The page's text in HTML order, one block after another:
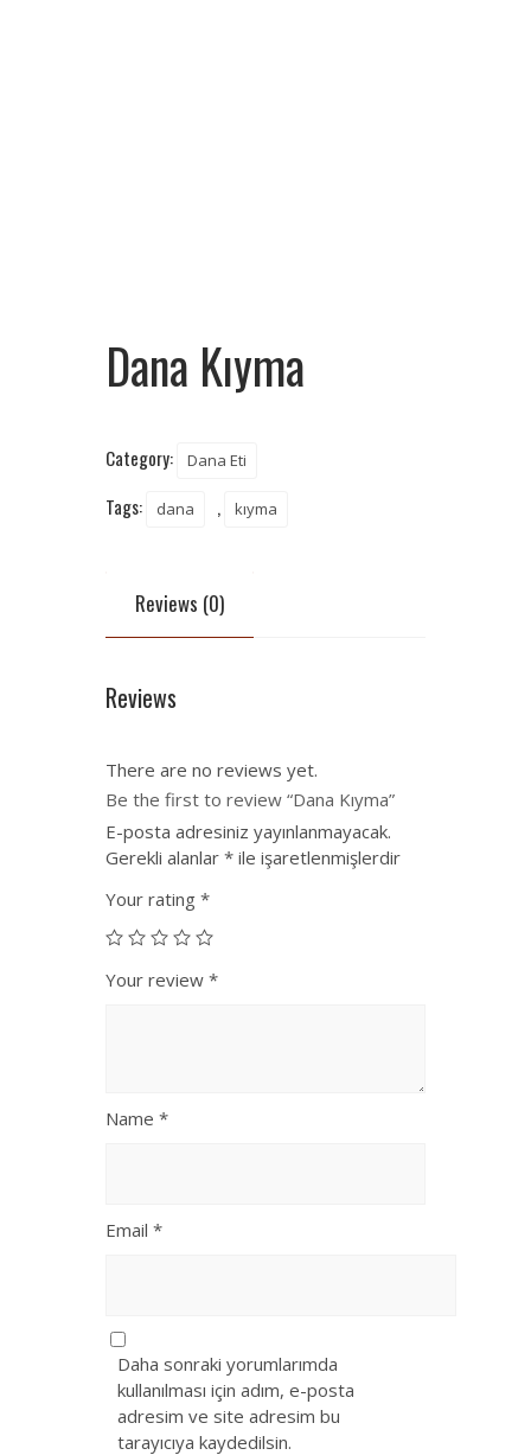
Dana Kıyma
Category: Dana Eti
Tags: dana , kıyma
Reviews (0)
Reviews
There are no reviews yet.
Be the first to review “Dana Kıyma”
E-posta adresiniz yayınlanmayacak.
Gerekli alanlar * ile işaretlenmişlerdir
Your rating *
Your review *
Name *
Email *
Daha sonraki yorumlarımda
kullanılması için adım, e-posta
adresim ve site adresim bu
tarayıcıya kaydedilsin.